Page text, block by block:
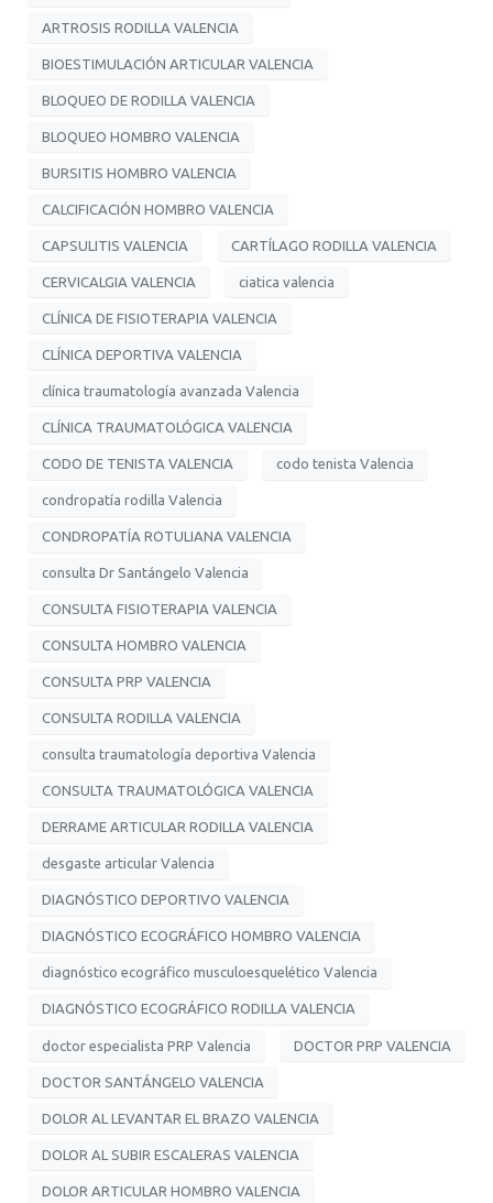
ARTROSIS RODILLA VALENCIA
BIOESTIMULACIÓN ARTICULAR VALENCIA
BLOQUEO DE RODILLA VALENCIA
BLOQUEO HOMBRO VALENCIA
BURSITIS HOMBRO VALENCIA
CALCIFICACIÓN HOMBRO VALENCIA
CAPSULITIS VALENCIA CARTÍLAGO RODILLA VALENCIA
CERVICALGIA VALENCIA ciatica valencia
CLÍNICA DE FISIOTERAPIA VALENCIA
CLÍNICA DEPORTIVA VALENCIA
clínica traumatología avanzada Valencia
CLÍNICA TRAUMATOLÓGICA VALENCIA
CODO DE TENISTA VALENCIA codo tenista Valencia
condropatía rodilla Valencia
CONDROPATÍA ROTULIANA VALENCIA
consulta Dr Santángelo Valencia
CONSULTA FISIOTERAPIA VALENCIA
CONSULTA HOMBRO VALENCIA
CONSULTA PRP VALENCIA
CONSULTA RODILLA VALENCIA
consulta traumatología deportiva Valencia
CONSULTA TRAUMATOLÓGICA VALENCIA
DERRAME ARTICULAR RODILLA VALENCIA
desgaste articular Valencia
DIAGNÓSTICO DEPORTIVO VALENCIA
DIAGNÓSTICO ECOGRÁFICO HOMBRO VALENCIA
diagnóstico ecográfico musculoesquelético Valencia
DIAGNÓSTICO ECOGRÁFICO RODILLA VALENCIA
doctor especialista PRP Valencia DOCTOR PRP VALENCIA
DOCTOR SANTÁNGELO VALENCIA
DOLOR AL LEVANTAR EL BRAZO VALENCIA
DOLOR AL SUBIR ESCALERAS VALENCIA
DOLOR ARTICULAR HOMBRO VALENCIA